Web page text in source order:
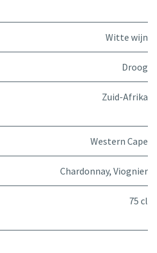
Witte wijn
Droog
Zuid-Afrika
Western Cape
Chardonnay, Viognier
75 cl